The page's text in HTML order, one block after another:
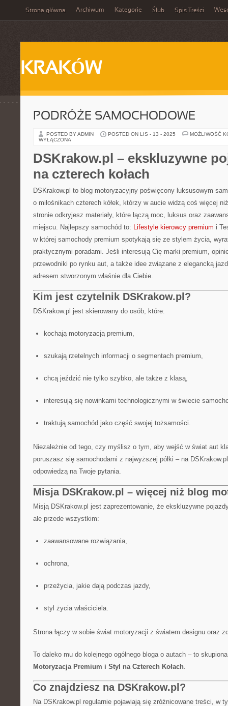
Strona główna Archiwum Kategorie Ślub Spis Treści
KRAKÓW
PODRÓŻE SAMOCHODOWE
POSTED BY ADMIN POSTED ON LIS - 13 - 2025
MOŻLIWOŚĆ
WYŁĄCZONA
DSKrakow.pl – ekskluzywne
na czterech kołach
DSKrakow.pl to blog motoryzacyjny poświęcony luksusowym
o miłośnikach czterech kółek, którzy w aucie widzą coś więcej
stronie odkryjesz materiały, które łączą moc, luksus oraz
miejscu. Najlepszy samochód to: Lifestyle kierowcy premium i
w której samochody premium spotykają się ze stylem życia,
praktycznymi poradami. Jeśli interesują Cię marki premium,
przewodniki po rynku aut, a także idee związane z elegancką
adresem stworzonym właśnie dla Ciebie.
Kim jest czytelnik DSKrakow.pl?
DSKrakow.pl jest skierowany do osób, które:
kochają motoryzacją premium,
szukają rzetelnych informacji o segmentach premium,
chcą jeździć nie tylko szybko, ale także z klasą,
interesują się nowinkami technologicznymi w świecie
traktują samochód jako część swojej tożsamości.
Niezależnie od tego, czy myślisz o tym, aby wejść w świat aut
poruszasz się samochodami z najwyższej półki – na
odpowiedzą na Twoje pytania.
Misja DSKrakow.pl – więcej niż blog
Misją DSKrakow.pl jest zaprezentowanie, że ekskluzywne
ale przede wszystkim:
zaawansowane rozwiązania,
ochrona,
przeżycia, jakie dają podczas jazdy,
styl życia właściciela.
Strona łączy w sobie świat motoryzacji z światem designu oraz
To daleko mu do kolejnego ogólnego bloga o autach – to
Motoryzacja Premium i Styl na Czterech Kołach.
Co znajdziesz na DSKrakow.pl?
Na DSKrakow.pl regularnie pojawiają się zróżnicowane treści, w